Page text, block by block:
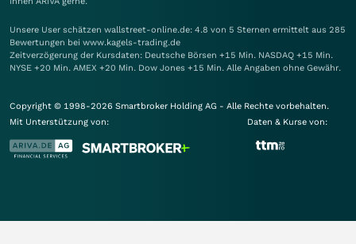
Unsere User schätzen wallstreet-online.de: 4.8 von 5 Sternen ermittelt aus 285
Bewertungen bei www.kagels-trading.de
Zeitverzögerung der Kursdaten: Deutsche Börsen +15 Min. NASDAQ +15 Min.
NYSE +20 Min. AMEX +20 Min. Dow Jones +15 Min. Alle Angaben ohne Gewähr.
Copyright © 1998-2026 Smartbroker Holding AG - Alle Rechte vorbehalten.
Mit Unterstützung von:
Daten & Kurse von: